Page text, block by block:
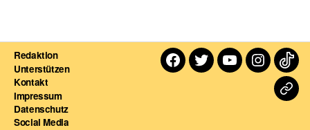
Redaktion
Unterstützen
Kontakt
Impressum
Datenschutz
Social Media
Facebook
TwitterYoutube